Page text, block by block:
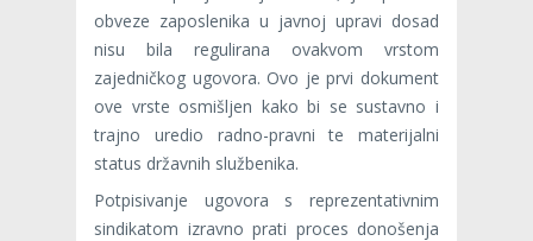
obveze zaposlenika u javnoj upravi dosad
nisu bila regulirana ovakvom vrstom
zajedničkog ugovora. Ovo je prvi dokument
ove vrste osmišljen kako bi se sustavno i
trajno uredio radno-pravni te materijalni
status državnih službenika.
Potpisivanje ugovora s reprezentativnim
sindikatom izravno prati proces donošenja